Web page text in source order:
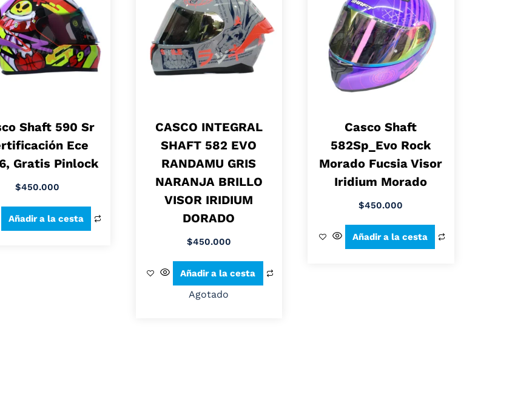
Shaft 590 Sr
Ece
Gratis Pinlock
$450.000
Añadir a la cesta
CASCO INTEGRAL
SHAFT 582 EVO
RANDAMU GRIS
NARANJA BRILLO
VISOR IRIDIUM
DORADO
$450.000
Añadir a la cesta
Agotado
Casco Shaft
582Sp_Evo Rock
Morado Fucsia Visor
Iridium Morado
$450.000
Añadir a la cesta